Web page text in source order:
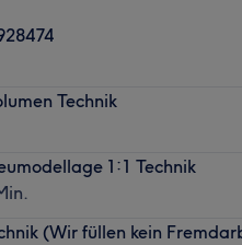
Technik
1:1 Technik
(Wir füllen kein